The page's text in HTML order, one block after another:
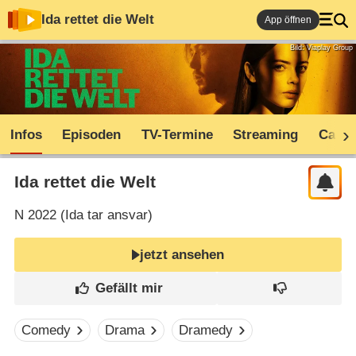
Ida rettet die Welt App öffnen
Bild: Viaplay Group
Infos Episoden TV-Termine Streaming Cast
Ida rettet die Welt
N 2022 (Ida tar ansvar)
jetzt ansehen
Comedy Drama Dramedy